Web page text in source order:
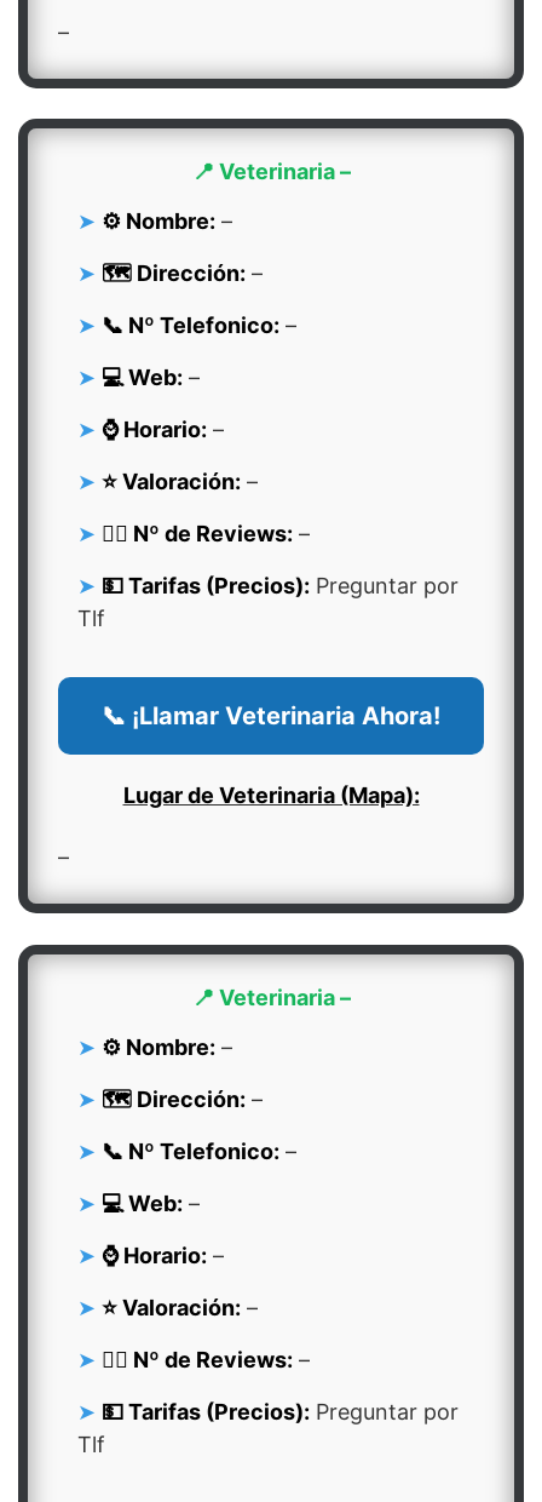
–
📍 Veterinaria –
⚙️ Nombre: –
🗺️ Dirección: –
📞 Nº Telefonico: –
💻 Web: –
⌚ Horario: –
⭐ Valoración: –
👍🏻 Nº de Reviews: –
💵 Tarifas (Precios): Preguntar por
Tlf
📞 ¡Llamar Veterinaria Ahora!
Lugar de Veterinaria (Mapa):
–
📍 Veterinaria –
⚙️ Nombre: –
🗺️ Dirección: –
📞 Nº Telefonico: –
💻 Web: –
⌚ Horario: –
⭐ Valoración: –
👍🏻 Nº de Reviews: –
💵 Tarifas (Precios): Preguntar por
Tlf